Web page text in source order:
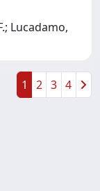
Lucadamo,
1 2 3 4